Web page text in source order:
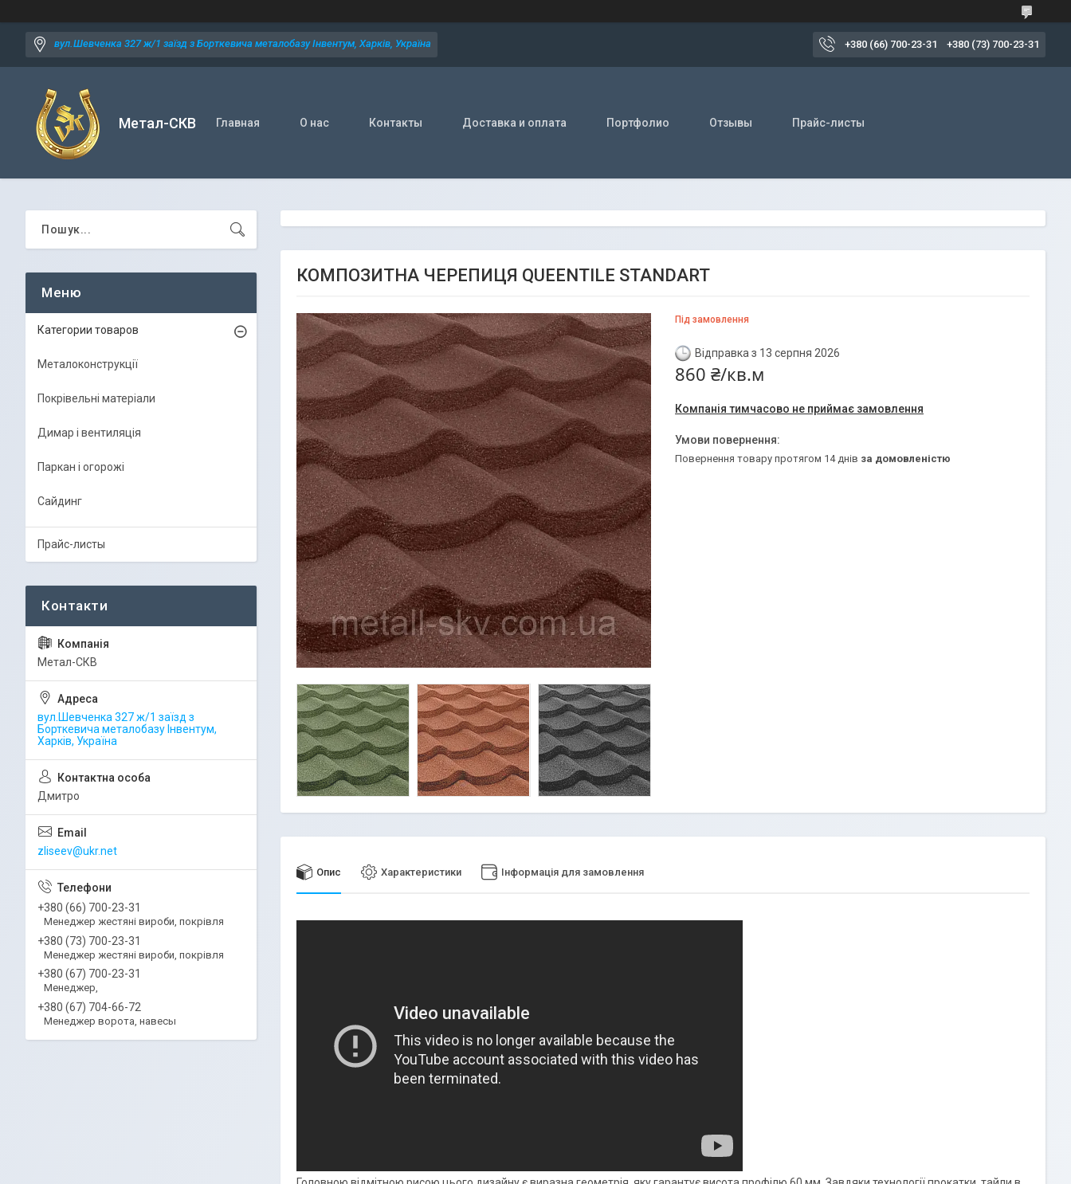
вул.Шевченка 327 ж/1 заїзд з Борткевича металобазу Інвентум, Харків, Україна +380 (66) 700-23-31 +380 (73) 700-23-31
Метал-СКВ Главная О нас Контакты Доставка и оплата Портфолио Отзывы Прайс-листы
КОМПОЗИТНА ЧЕРЕПИЦЯ QUEENTILE STANDART
Під замовлення
Відправка з 13 серпня 2026
860 ₴/кв.м
Компанія тимчасово не приймає замовлення
повернення товару протягом 14 днів за домовленістю
Опис Характеристики Інформація для замовлення
Категории товаров
Металоконструкції
Покрівельні матеріали
Димар і вентиляція
Паркан і огорожі
Сайдинг
Прайс-листы
Метал-СКВ
вул.Шевченка 327 ж/1 заїзд з
Борткевича металобазу Інвентум,
Харків, Україна
Дмитро
zliseev@ukr.net
+380 (66) 700-23-31
Менеджер жестяні вироби, покрівля
+380 (73) 700-23-31
Менеджер жестяні вироби, покрівля
+380 (67) 700-23-31
Менеджер,
+380 (67) 704-66-72
Менеджер ворота, навесы